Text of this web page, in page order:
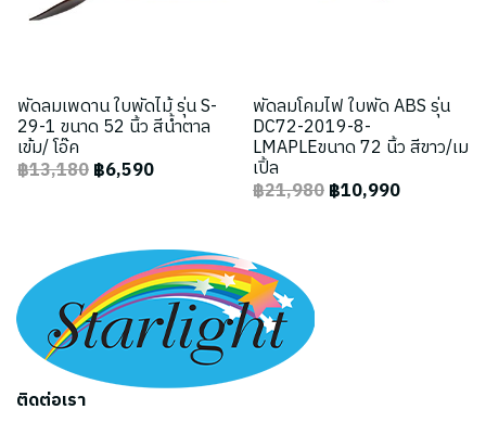
พัดลมเพดาน ใบพัดไม้ รุ่น S-
29-1 ขนาด 52 นิ้ว สีน้ำตาล
เข้ม/ โอ๊ค
฿13,180฿6,590
พัดลมโคมไฟ ใบพัด ABS รุ่น
DC72-2019-8-
LMAPLEขนาด 72 นิ้ว สีขาว/เม
เปิ้ล
฿21,980฿10,990
ติดต่อเรา